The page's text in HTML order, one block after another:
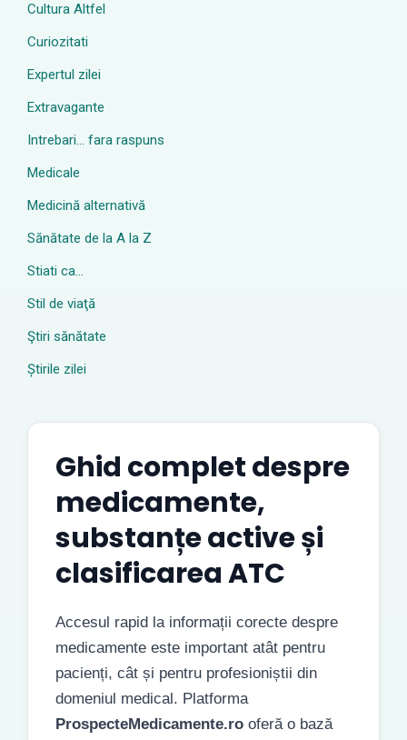
Cultura Altfel
Curiozitati
Expertul zilei
Extravagante
Intrebari… fara raspuns
Medicale
Medicină alternativă
Sănătate de la A la Z
Stiati ca…
Stil de viaţă
Ştiri sănătate
Știrile zilei
Ghid complet despre
medicamente,
substanțe active și
clasificarea ATC
Accesul rapid la informații corecte despre
medicamente este important atât pentru
pacienți, cât și pentru profesioniștii din
domeniul medical. Platforma
ProspecteMedicamente.ro oferă o bază